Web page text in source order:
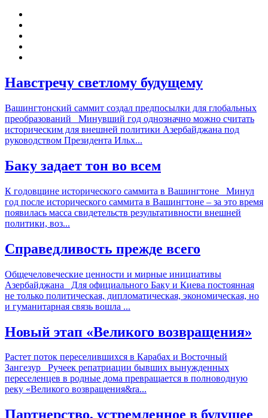
Навстречу светлому будущему
Вашингтонский саммит создал предпосылки для глобальных
преобразований Минувший год однозначно можно считать
историческим для внешней политики Азербайджана под
руководством Президента Ильх...
Баку задает тон во всем
К годовщине исторического саммита в Вашингтоне Минул
год после исторического саммита в Вашингтоне – за это время
появилась масса свидетельств результативности внешней
политики, воз...
Справедливость прежде всего
Общечеловеческие ценности и мирные инициативы
Азербайджана Для официального Баку и Киева постоянная
не только политическая, дипломатическая, экономическая, но
и гуманитарная связь вошла ...
Новый этап «Великого возвращения»
Растет поток переселившихся в Карабах и Восточный
Зангезур Ручеек репатриации бывших вынужденных
переселенцев в родные дома превращается в полноводную
реку «Великого возвращения&ra...
Партнерство, устремленное в будущее